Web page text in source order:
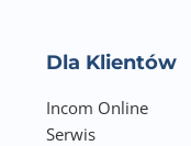
Dla Klientów
Incom Online
Serwis